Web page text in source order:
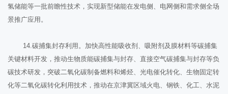
氢储能等一批前瞻性技术，实现新型储能在发电侧、电网侧和需求侧全场
景推广应用。
14.碳捕集封存利用。加快高性能吸收剂、吸附剂及膜材料等碳捕集
关键材料开发，推动生物质能碳捕集与封存、直接空气碳捕集与封存等负
碳技术研发，突破二氧化碳制备燃料和烯烃、光电催化转化、生物固定转
化等二氧化碳转化利用技术，推动在京津冀区域火电、钢铁、化工、水泥